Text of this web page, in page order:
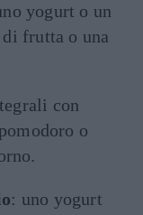
yogurt o un
frutta o una
con
o
: uno yogurt